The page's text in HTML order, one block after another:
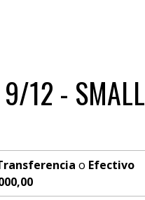
9/12 - SMALL
o Efectivo